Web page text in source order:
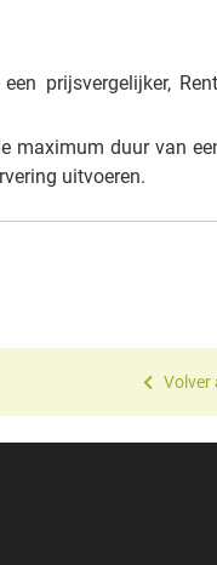
prijsvergelijker,
maximum duur van
uitvoeren.
Volver